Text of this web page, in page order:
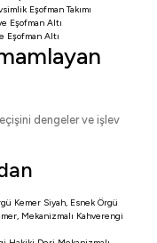
Eşofman Takımı
Eşofman Altı
Eşofman Altı
dengeler ve işlev
Kemer Siyah, Esnek Örgü
, Mekanizmalı Kahverengi